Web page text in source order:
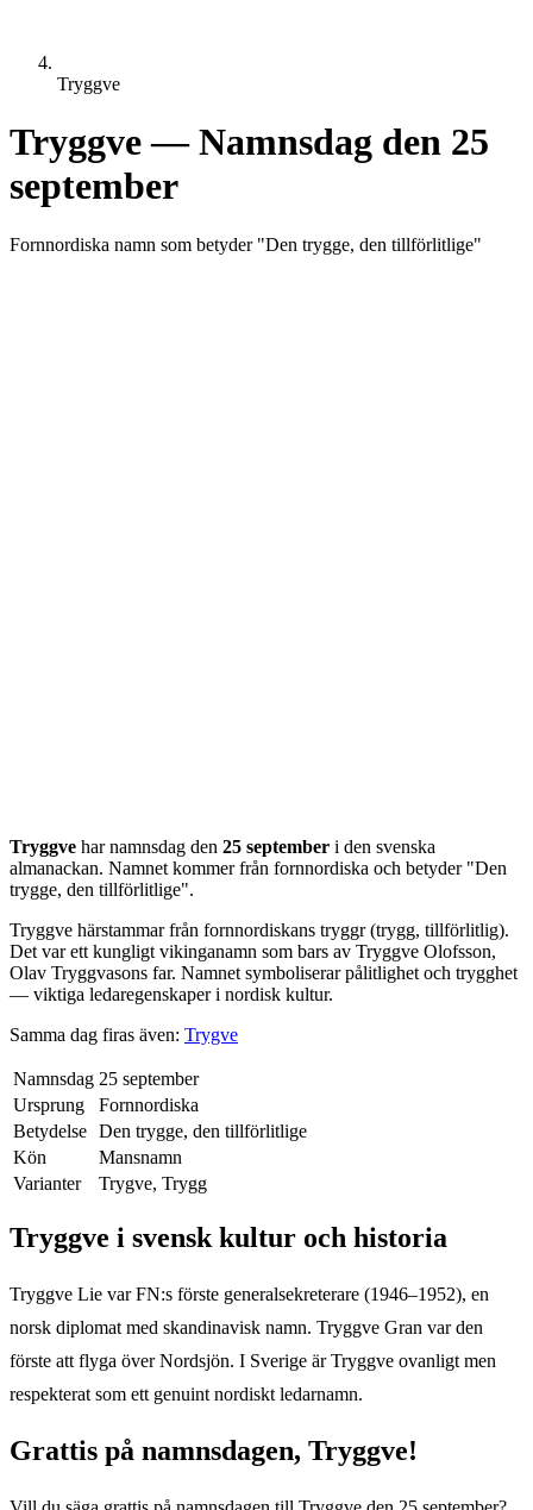
Tryggve
Tryggve— Namnsdag den 25
september
Fornnordiska namn som betyder "Den trygge, den tillförlitlige"
Tryggve har namnsdag den 25 september i den svenska
almanackan. Namnet kommer från fornnordiska och betyder "Den
trygge, den tillförlitlige".
Tryggve härstammar från fornnordiskans tryggr (trygg, tillförlitlig).
Det var ett kungligt vikinganamn som bars av Tryggve Olofsson,
Olav Tryggvasons far. Namnet symboliserar pålitlighet och trygghet
— viktiga ledaregenskaper i nordisk kultur.
Samma dag firas även: Trygve
Namnsdag 25 september
Ursprung
Fornnordiska
Betydelse Den trygge, den tillförlitlige
Kön
Mansnamn
Varianter
Trygve, Trygg
Tryggve i svensk kultur och historia
Tryggve Lie var FN:s förste generalsekreterare (1946–1952), en
norsk diplomat med skandinavisk namn. Tryggve Gran var den
förste att flyga över Nordsjön. I Sverige är Tryggve ovanligt men
respekterat som ett genuint nordiskt ledarnamn.
Grattis på namnsdagen, Tryggve!